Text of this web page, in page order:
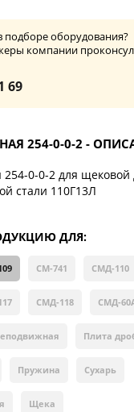
оборудования?
компании
69
254-0-0-2 -
254-0-0-2 для
стали 110Г13Л
ДЛЯ:
СМ-741 СМД-110
СМД-118 СМД-
Плита
Пружина Сухарь
Щека